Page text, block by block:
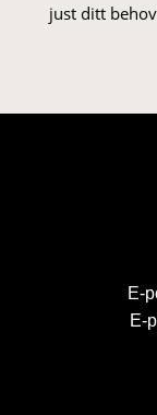
just ditt
E-
E-